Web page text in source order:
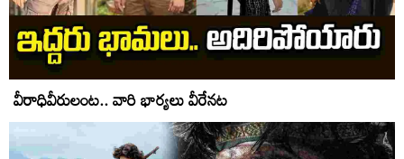
వీరాధివీరులంట.. వారి భార్యలు వీరేనట